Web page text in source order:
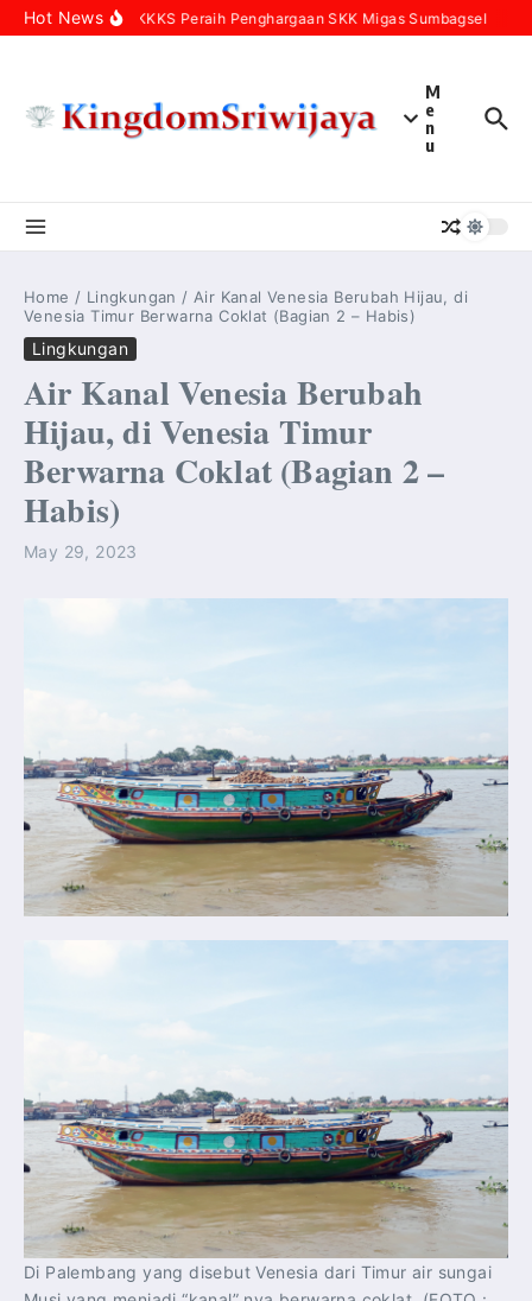
Skip to content
Hot NewsIni Enam KKKS Peraih Penghargaan SKK Migas Sumbagsel
M
e
n
u
Home / Lingkungan / Air Kanal Venesia Berubah Hijau, di
Venesia Timur Berwarna Coklat (Bagian 2 – Habis)
Lingkungan
Air Kanal Venesia Berubah
Hijau, di Venesia Timur
Berwarna Coklat (Bagian 2 –
Habis)
May 29, 2023
Di Palembang yang disebut Venesia dari Timur air sungai